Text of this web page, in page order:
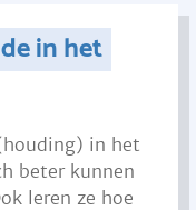
in het
in het
beter kunnen
leren ze hoe